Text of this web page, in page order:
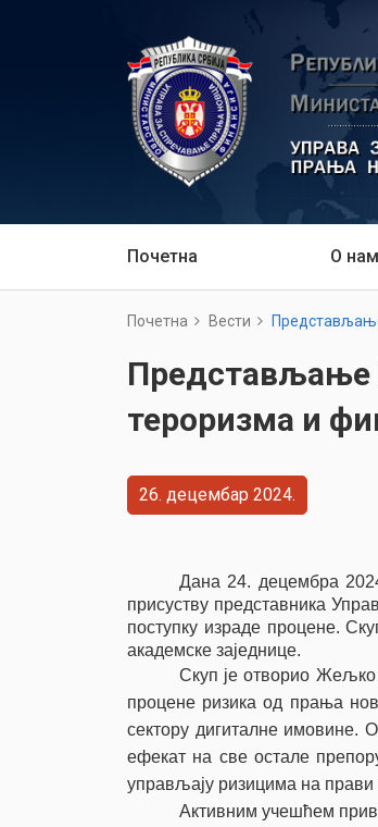
Почетна О
Почетна Вести
Представљање
тероризма и
26 децембар 2024
Дана 24. децембра 202
присуству представника
поступку израде процене.
академске заједнице.
Скуп је отворио
процене ризика од прања
сектору дигиталне имовине.
ефекат на све остале
управљају ризицима на прави
Активним учешћем